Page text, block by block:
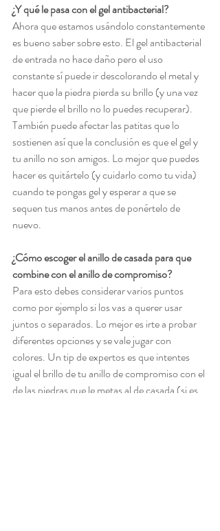
¿Y qué le pasa con el gel antibacterial?
Ahora que estamos usándolo constantemente
es bueno saber sobre esto. El gel antibacterial
de entrada no hace daño pero el uso
constante sí puede ir descolorando el metal y
hacer que la piedra pierda su brillo (y una vez
que pierde el brillo no lo puedes recuperar).
También puede afectar las patitas que lo
sostienen así que la conclusión es que el gel y
tu anillo no son amigos. Lo mejor que puedes
hacer es quitártelo (y cuidarlo como tu vida)
cuando te pongas gel y esperar a que se
sequen tus manos antes de ponértelo de
nuevo.
¿Cómo escoger el anillo de casada para que
combine con el anillo de compromiso?
Para esto debes considerar varios puntos
como por ejemplo si los vas a querer usar
juntos o separados. Lo mejor es irte a probar
diferentes opciones y se vale jugar con
colores. Un tip de expertos es que intentes
igual el brillo de tu anillo de compromiso con el
de las piedras que le metas al de casada (si es